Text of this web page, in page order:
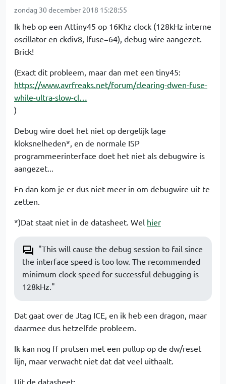
zondag 30 december 2018 15:28:55
Ik heb op een Attiny45 op 16Khz clock (128kHz interne
oscillator en ckdiv8, lfuse=64), debug wire aangezet.
Brick!
(Exact dit probleem, maar dan met een tiny45:
https://www.avrfreaks.net/forum/clearing-dwen-fuse-
while-ultra-slow-cl…
)
Debug wire doet het niet op dergelijk lage
kloksnelheden*, en de normale ISP
programmeerinterface doet het niet als debugwire is
aangezet...
En dan kom je er dus niet meer in om debugwire uit te
zetten.
*)Dat staat niet in de datasheet. Wel hier
"This will cause the debug session to fail since
the interface speed is too low. The recommended
minimum clock speed for successful debugging is
128kHz."
Dat gaat over de Jtag ICE, en ik heb een dragon, maar
daarmee dus hetzelfde probleem.
Ik kan nog ff prutsen met een pullup op de dw/reset
lijn, maar verwacht niet dat dat veel uithaalt.
Uit de datasheet: